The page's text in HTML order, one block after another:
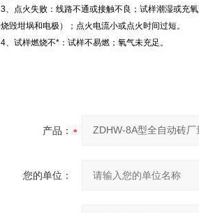
3、点火失败：线路不通或接触不良；试样潮湿或充
烧毁坩埚和电极）；点火电流小或点火时间过短。
4、试样燃烧不*：试样不易燃；氧气未充足。
产品：
您的单位：